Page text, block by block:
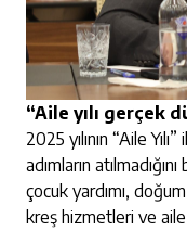
“Aile yılı gerçek
2025 yılının “Aile
adımların
çocuk yardımı,
kreş hizmetleri ve